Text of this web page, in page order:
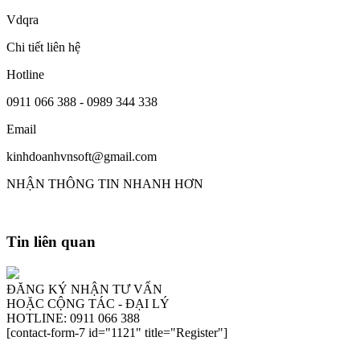
Vdqra
Chi tiết liên hệ
Hotline
0911 066 388 - 0989 344 338
Email
kinhdoanhvnsoft@gmail.com
NHẬN THÔNG TIN NHANH HƠN
Tin liên quan
ĐĂNG KÝ NHẬN TƯ VẤN
HOẶC CỘNG TÁC - ĐẠI LÝ
HOTLINE: 0911 066 388
[contact-form-7 id="1121" title="Register"]